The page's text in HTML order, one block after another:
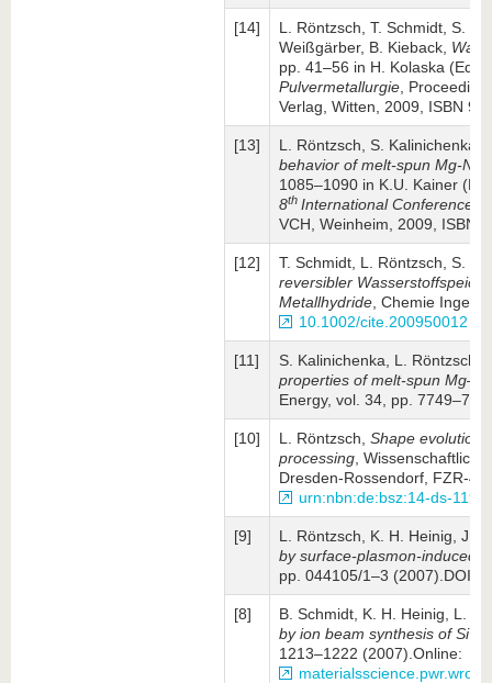
[14]
L. Röntzsch, T. Schmidt, S.
Weißgärber, B. Kieback,
pp. 41–56 in H. Kolaska (Ed.):
Pulvermetallurgie ,
Verlag, Witten, 2009, ISBN
[13]
L. Röntzsch, S. Kalinichenka,
behavior of melt-spun Mg-Ni-
1085–1090 in K.U. Kainer
8th International Conference
VCH, Weinheim, 2009, ISBN
[12]
T. Schmidt, L. Röntzsch, S.
reversibler
Metallhydride , Chemie
10.1002/cite.200950012
[11]
S. Kalinichenka, L. Röntzsch,
properties of melt-spun
Energy, vol. 34, pp.
[10] L. Röntzsch, Shape evolution
processing ,
Dresden-Rossendorf, FZR-
urn:nbn:de:bsz:14-ds-
[9]
L. Röntzsch, K. H. Heinig, J.
by surface-plasmon-induced
pp. 044105/1–3 (2007).DOI:
[8]
B. Schmidt, K. H. Heinig, L.
by ion beam synthesis of Si in
1213–1222 (2007).Online: